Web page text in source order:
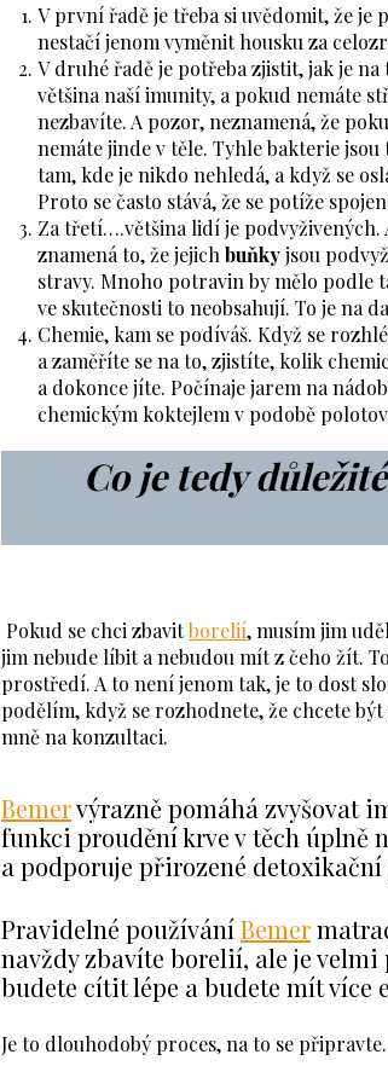
V první řadě je třeba si uvědomit, že je
nestačí jenom vyměnit housku za
V druhé řadě je potřeba zjistit, jak je na
většina naší imunity, a pokud nemáte
nezbavíte. A pozor, neznamená, že
nemáte jinde v těle. Tyhle bakterie
tam, kde je nikdo nehledá, a když se
Proto se často stává, že se potíže
Za třetí….většina lidí je podvyživených.
znamená to, že jejich buňkyjsou
stravy. Mnoho potravin by mělo podle
ve skutečnosti to neobsahují. To je na
Chemie, kam se podíváš. Když se
a zaměříte se na to, zjistíte, kolik
a dokonce jíte. Počínaje jarem na
chemickým koktejlem v podobě
Co je tedy
Pokud se chci zbavitborelií, musím jim
jim nebude líbit a nebudou mít z čeho žít.
prostředí. A to není jenom tak, je to dost
podělím, když se rozhodnete, že chcete
mně na konzultaci.
Bemervýrazně pomáhá zvyšovat
funkci proudění krve v těch úplně
a podporuje přirozené detoxikační
Pravidelné používání Bemer
navždy zbavíte borelií, ale je velmi
budete cítit lépe a budete mít více
Je to dlouhodobý proces, na to se připravte.